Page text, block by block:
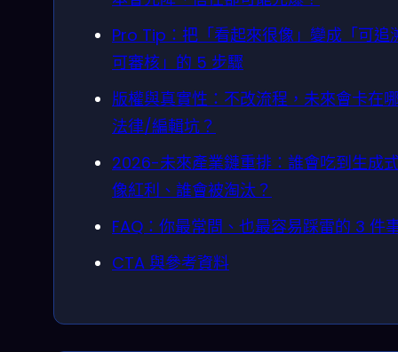
Pro Tip：把「看起來很像」變成「可追
可審核」的 5 步驟
版權與真實性：不改流程，未來會卡在
法律/編輯坑？
2026-未來產業鏈重排：誰會吃到生成
像紅利、誰會被淘汰？
FAQ：你最常問、也最容易踩雷的 3 件
CTA 與參考資料